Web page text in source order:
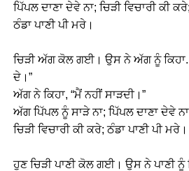
ਪਿੱਪਲ ਦਾਣਾ ਦੇਵੇ ਨਾ; ਚਿੜੀ ਵਿਚਾਰੀ ਕੀ ਕਰੇ;
ਠੰਡਾ ਪਾਣੀ ਪੀ ਮਰੇ।
ਚਿੜੀ ਅੱਗ ਕੋਲ ਗਈ। ਉਸ ਨੇ ਅੱਗ ਨੂੰ
ਦੇ।”
ਅੱਗ ਨੇ ਕਿਹਾ, “ਮੈਂ ਨਹੀਂ ਸਾੜਦੀ।”
ਅੱਗ ਪਿੱਪਲ ਨੂੰ ਸਾੜੇ ਨਾ; ਪਿੱਪਲ ਦਾਣਾ ਦੇਵੇ
ਚਿੜੀ ਵਿਚਾਰੀ ਕੀ ਕਰੇ; ਠੰਡਾ ਪਾਣੀ ਪੀ ਮਰੇ।
ਹੁਣ ਚਿੜੀ ਪਾਣੀ ਕੋਲ ਗਈ। ਉਸ ਨੇ ਪਾਣੀ ਨੂੰ